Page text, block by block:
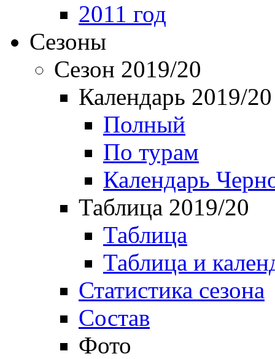
2011 год
Сезоны
Сезон 2019/20
Календарь 2019/20
Полный
По турам
Календарь
Таблица 2019/20
Таблица
Таблица и
Статистика сезона
Состав
Фото